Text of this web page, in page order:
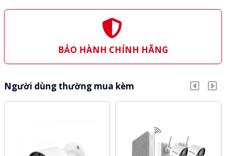
BẢO HÀNH CHÍNH HÃNG
Người dùng thường mua kèm